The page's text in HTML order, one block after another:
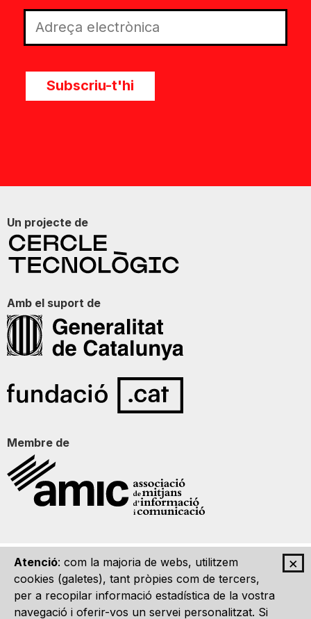
×
Atenció: com la majoria de webs, utilitzem
cookies (galetes), tant pròpies com de tercers,
per a recopilar informació estadística de la vostra
navegació i oferir-vos un servei personalitzat. Si
Subscriu-t'hi
Un projecte de
Amb el suport de
Membre de
Qui som Contacte Imatge Gràfica Avís legal